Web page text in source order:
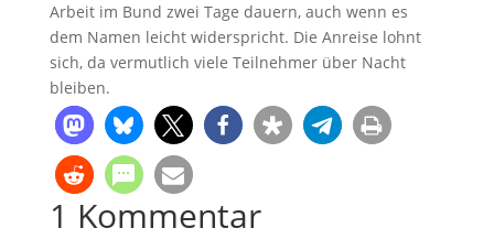
Arbeit im Bund zwei Tage dauern, auch wenn es
dem Namen leicht widerspricht. Die Anreise lohnt
sich, da vermutlich viele Teilnehmer über Nacht
bleiben.
1 Kommentar